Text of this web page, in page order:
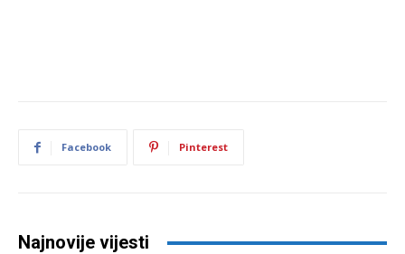
Facebook Pinterest
Najnovije vijesti